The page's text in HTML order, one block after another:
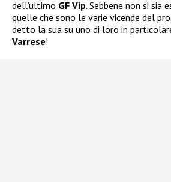
dell’ultimo GF Vip. Sebbene non si sia
quelle che sono le varie vicende del
detto la sua su uno di loro in
Varrese!